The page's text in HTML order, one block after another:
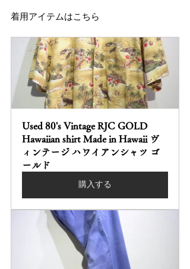
着用アイテムはこちら
Used 80's Vintage RJC GOLD
Hawaiian shirt Made in Hawaii ヴ
ィンテージ ハワイアンシャツ ゴ
ールド
購入する